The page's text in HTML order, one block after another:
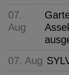
07.
Aug
07. Aug